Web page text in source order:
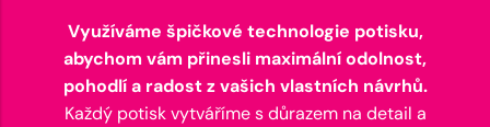
Využíváme špičkové technologie potisku,
abychom vám přinesli maximální odolnost,
pohodlí a radost z vašich vlastních návrhů.
Každý potisk vytváříme s důrazem na detail a